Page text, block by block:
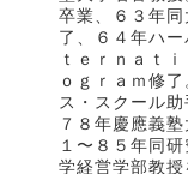
卒業、６３年
了、６４年ハ
ｔｅｒｎａｔ
ｏｇｒａｍ修
ス・スクール
７８年慶應義
１〜８５年同
学経営学部教